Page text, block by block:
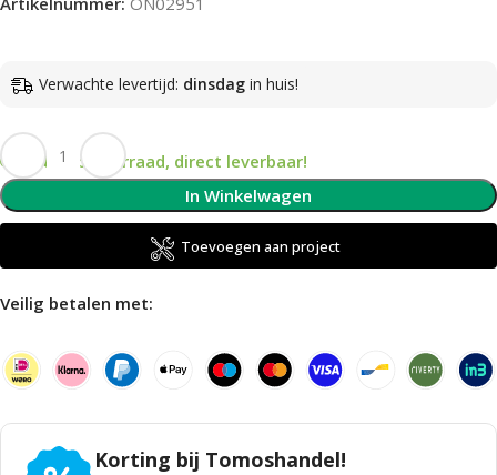
Verwachte levertijd: dinsdag in huis!
Op voorraad, direct leverbaar!
In Winkelwagen
Toevoegen aan project
Veilig betalen met:
Korting bij Tomoshandel!